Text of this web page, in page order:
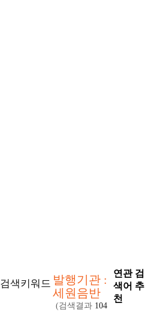
검색키워드 발행기관 :
세원음반
(검색결과 104
연관 검
색어 추
천